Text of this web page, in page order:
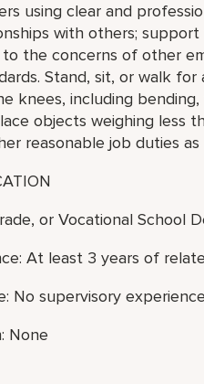
using clear and
with others;
the concerns of other
Stand, sit, or walk
knees, including
objects weighing less
reasonable job duties
or Vocational School
At least 3 years of
No supervisory
None